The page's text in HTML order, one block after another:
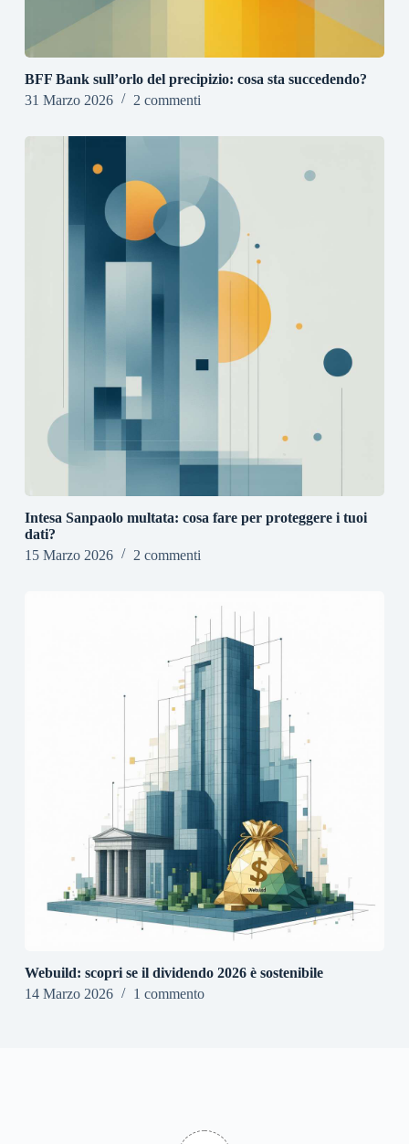
BFF Bank sull’orlo del precipizio: cosa sta succedendo?
31 Marzo 2026
2 commenti
Intesa Sanpaolo multata: cosa fare per proteggere i tuoi
dati?
15 Marzo 2026
2 commenti
Webuild: scopri se il dividendo 2026 è sostenibile
14 Marzo 2026
1 commento